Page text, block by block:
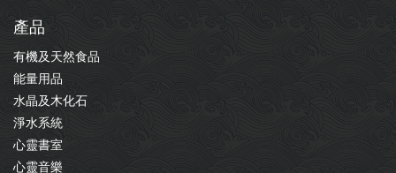
產品
有機及天然食品
能量用品
水晶及木化石
淨水系統
心靈書室
心靈音樂